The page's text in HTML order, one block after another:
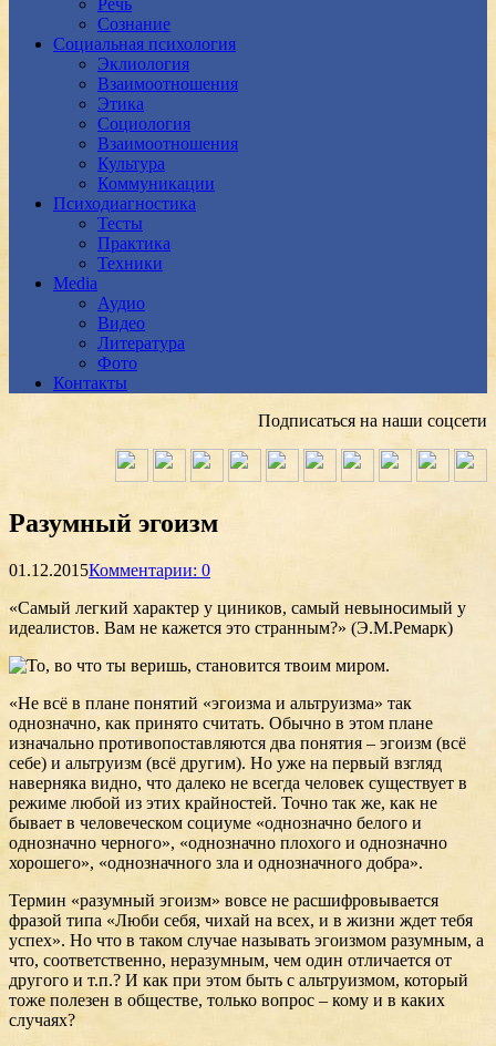
Речь
Сознание
Социальная психология
Эклиология
Взаимоотношения
Этика
Социология
Взаимоотношения
Культура
Коммуникации
Психодиагностика
Тесты
Практика
Техники
Media
Аудио
Видео
Литература
Фото
Контакты
Подписаться на наши соцсети
Разумный эгоизм
01.12.2015Комментарии: 0
«Самый легкий характер у циников, самый невыносимый у
идеалистов. Вам не кажется это странным?» (Э.М.Ремарк)
«Не всё в плане понятий «эгоизма и альтруизма» так
однозначно, как принято считать. Обычно в этом плане
изначально противопоставляются два понятия – эгоизм (всё
себе) и альтруизм (всё другим). Но уже на первый взгляд
наверняка видно, что далеко не всегда человек существует в
режиме любой из этих крайностей. Точно так же, как не
бывает в человеческом социуме «однозначно белого и
однозначно черного», «однозначно плохого и однозначно
хорошего», «однозначного зла и однозначного добра».
Термин «разумный эгоизм» вовсе не расшифровывается
фразой типа «Люби себя, чихай на всех, и в жизни ждет тебя
успех». Но что в таком случае называть эгоизмом разумным, а
что, соответственно, неразумным, чем один отличается от
другого и т.п.? И как при этом быть с альтруизмом, который
тоже полезен в обществе, только вопрос – кому и в каких
случаях?